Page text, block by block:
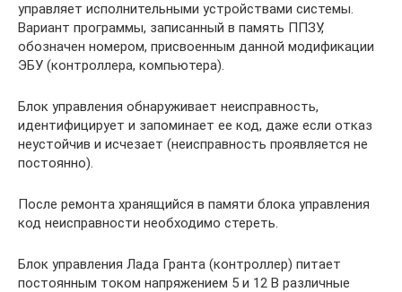
управляет исполнительными устройствами системы.
Вариант программы, записанный в память ППЗУ,
обозначен номером, присвоенным данной модификации
ЭБУ (контроллера, компьютера).
Блок управления обнаруживает неисправность,
идентифицирует и запоминает ее код, даже если отказ
неустойчив и исчезает (неисправность проявляется не
постоянно).
После ремонта хранящийся в памяти блока управления
код неисправности необходимо стереть.
Блок управления Лада Гранта (контроллер) питает
постоянным током напряжением 5 и 12 В различные